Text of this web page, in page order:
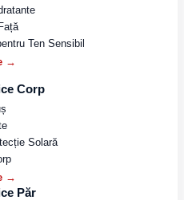
Ten Sensibil
→
Corp
Solară
→
Păr